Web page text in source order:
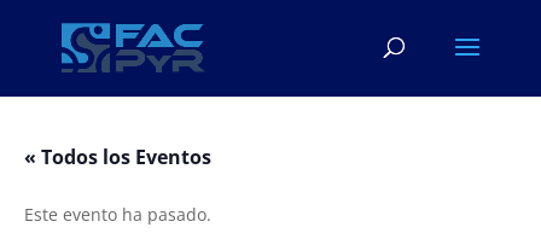
« Todos los Eventos
Este evento ha pasado.